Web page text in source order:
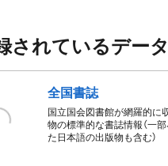
されているデー
全国書誌
国立国会図書館が網羅的に
物の標準的な書誌情報（一
た日本語の出版物も含む）